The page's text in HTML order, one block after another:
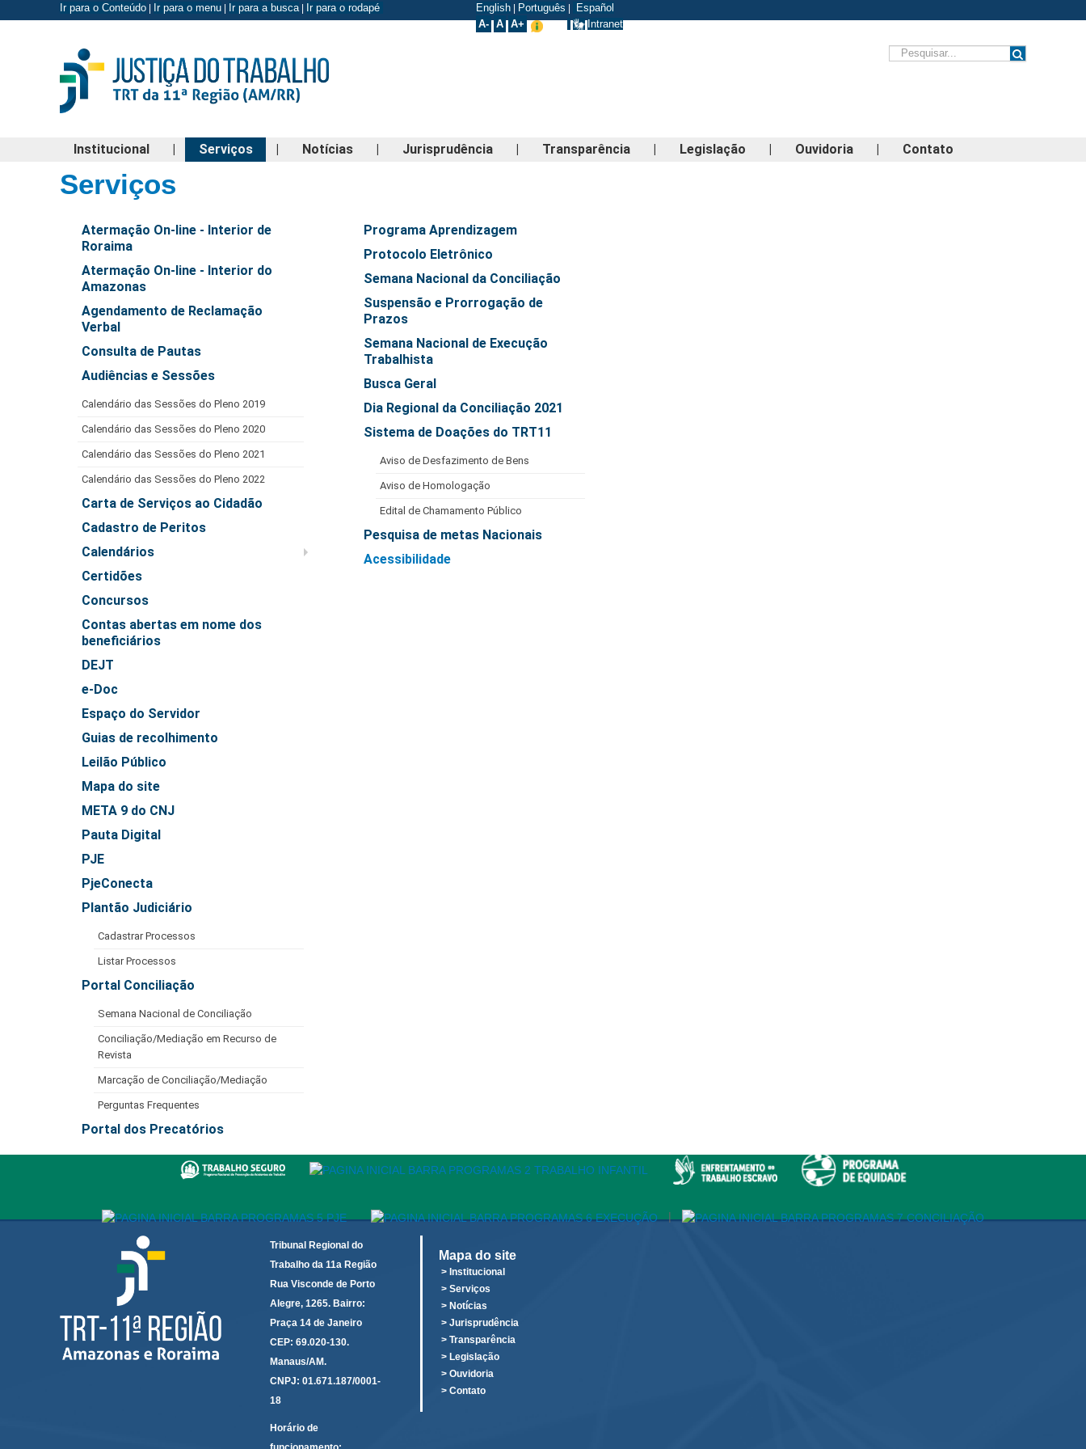
Ir para o Conteúdo Ir para o menu Ir para a busca| Ir para o rodapé English Português
Español
A- A A+ Intranet
Institucional | Serviços | Notícias | Jurisprudência | Transparência | Legislação | Ouvidoria | Contato
Serviços
Atermação On-line - Interior de
Roraima
Atermação On-line - Interior do
Amazonas
Agendamento de Reclamação
Verbal
Consulta de Pautas
Audiências e Sessões
Calendário das Sessões do Pleno 2019
Calendário das Sessões do Pleno 2020
Calendário das Sessões do Pleno 2021
Calendário das Sessões do Pleno 2022
Carta de Serviços ao Cidadão
Cadastro de Peritos
Calendários
Certidões
Concursos
Contas abertas em nome dos
beneficiários
DEJT
e-Doc
Espaço do Servidor
Guias de recolhimento
Leilão Público
Mapa do site
META 9 do CNJ
Pauta Digital
PJE
PjeConecta
Plantão Judiciário
Cadastrar Processos
Listar Processos
Portal Conciliação
Semana Nacional de Conciliação
Conciliação/Mediação em Recurso de
Revista
Marcação de Conciliação/Mediação
Perguntas Frequentes
Portal dos Precatórios
Programa Aprendizagem
Protocolo Eletrônico
Semana Nacional da Conciliação
Suspensão e Prorrogação de
Prazos
Semana Nacional de Execução
Trabalhista
Busca Geral
Dia Regional da Conciliação 2021
Sistema de Doações do TRT11
Aviso de Desfazimento de Bens
Aviso de Homologação
Edital de Chamamento Público
Pesquisa de metas Nacionais
Acessibilidade
|
Tribunal Regional do
Trabalho da 11a Região
Rua Visconde de Porto
Alegre, 1265. Bairro:
Praça 14 de Janeiro
CEP: 69.020-130.
Manaus/AM.
CNPJ: 01.671.187/0001-
18
Horário de
Mapa do site
> Institucional
> Serviços
> Notícias
> Jurisprudência
> Transparência
> Legislação
> Ouvidoria
> Contato